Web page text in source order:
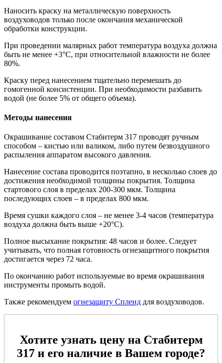
Наносить краску на металлическую поверхность
воздуховодов только после окончания механической
обработки конструкции.
При проведении малярных работ температура воздуха должна
быть не менее +3°C, при относительной влажности не более
80%.
Краску перед нанесением тщательно перемешать до
гомогенной консистенции. При необходимости разбавить
водой (не более 5% от общего объема).
Методы нанесения
Окрашивание составом Стабитерм 317 проводят ручным
способом – кистью или валиком, либо путем безвоздушного
распыления аппаратом высокого давления.
Нанесение состава проводится поэтапно, в несколько слоев до
достижения необходимой толщины покрытия. Толщина
стартового слоя в пределах 200-300 мкм. Толщина
последующих слоев – в пределах 800 мкм.
Время сушки каждого слоя – не менее 3-4 часов (температура
воздуха должна быть выше +20°C).
Полное высыхание покрытия: 48 часов и более. Следует
учитывать, что полная готовность огнезащитного покрытия
достигается через 72 часа.
По окончанию работ используемые во время окрашивания
инструменты промыть водой.
Также рекомендуем огнезащиту Спленд для воздуховодов.
Хотите узнать цену на Стабитерм
317 и его наличие в Вашем городе?